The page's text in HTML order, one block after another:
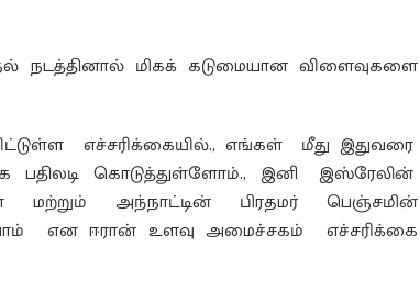
நடத்தினால் மிகக் கடுமையான விளைவுகளை
எச்சரிக்கையில்., எங்கள் மீது இதுவரை
பதிலடி கொடுத்துள்ளோம்., இனி இஸ்ரேலின்
மற்றும் அந்நாட்டின் பிரதமர் பெஞ்சமின்
என ஈரான் உளவு அமைச்சகம் எச்சரிக்கை